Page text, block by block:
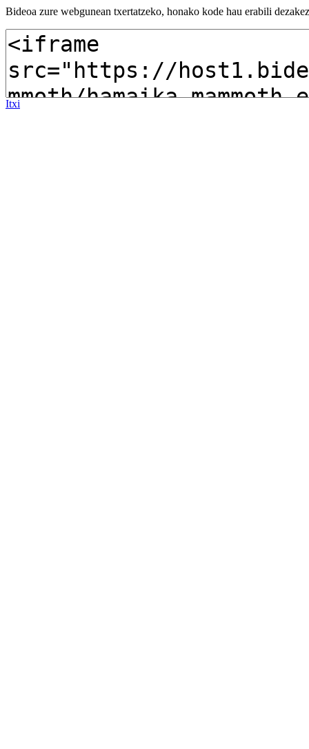
Bideoa zure webgunean txertatzeko, honako kode hau erabili
Itxi